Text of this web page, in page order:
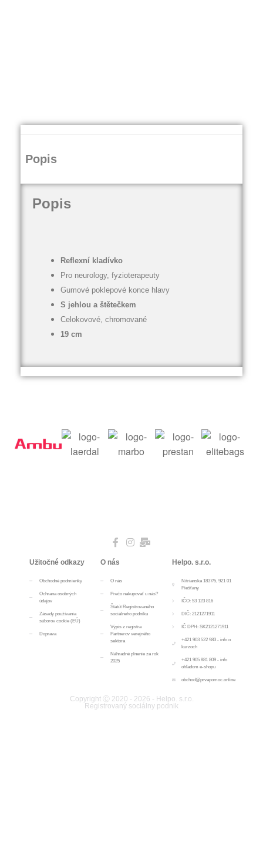
Popis
Popis
Reflexní kladívko
Pro neurology, fyzioterapeuty
Gumové poklepové konce hlavy
S jehlou a štětečkem
Celokovové, chromované
19 cm
Užitočné odkazy
Obchodné podmienky
Ochrana osobných
údajov
Zásady používania
súborov cookie (EÚ)
Doprava
O nás
O nás
Prečo nakupovať u nás?
Štátút Registrovaného
sociálneho podniku
Výpis z registra
Partnerov verejného
sektora
Náhradné plnenie za rok
2025
Helpo. s.r.o.
Nitrianska 1837/5, 921 01
Piešťany
IČO: 53 123 816
DIČ: 2121271911
IČ DPH: SK2121271911
+421 903 522 983 - info o
kurzoch
+421 905 881 809 - info
ohľadom e-shopu
obchod@prvapomoc.online
Copyright Ⓒ 2020 - 2026 - Helpo. s.r.o.
Registrovaný sociálny podnik